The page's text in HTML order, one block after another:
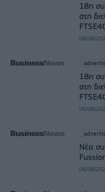
18η
στη
06/08/
18η
στη
06/08/
Νέα
06/08/